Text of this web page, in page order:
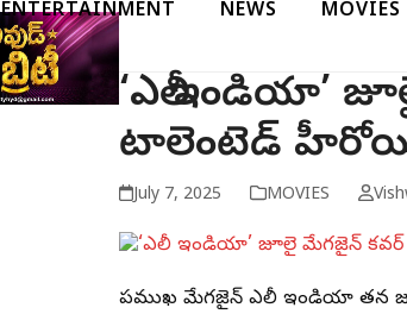
ENTERTAINMENT NEWS MOVIES
‘ఎలీ ఇండియా’
టాలెంటెడ్
July 7, 2025 MOVIES
ప్రముఖ మేగజైన్ ఎలీ ఇండియా తన